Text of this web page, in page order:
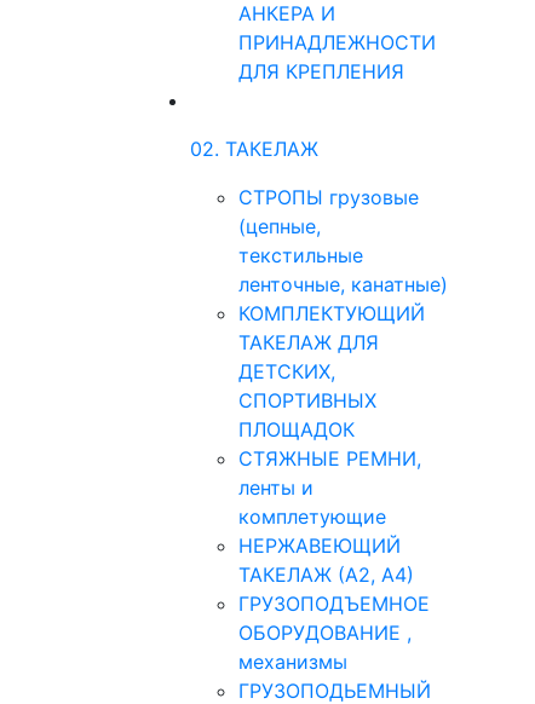
АНКЕРА И
ПРИНАДЛЕЖНОСТИ
ДЛЯ КРЕПЛЕНИЯ
02. ТАКЕЛАЖ
СТРОПЫ грузовые
(цепные,
текстильные
ленточные, канатные)
КОМПЛЕКТУЮЩИЙ
ТАКЕЛАЖ ДЛЯ
ДЕТСКИХ,
СПОРТИВНЫХ
ПЛОЩАДОК
СТЯЖНЫЕ РЕМНИ,
ленты и
комплетующие
НЕРЖАВЕЮЩИЙ
ТАКЕЛАЖ (А2, А4)
ГРУЗОПОДЪЕМНОЕ
ОБОРУДОВАНИЕ ,
механизмы
ГРУЗОПОДЬЕМНЫЙ